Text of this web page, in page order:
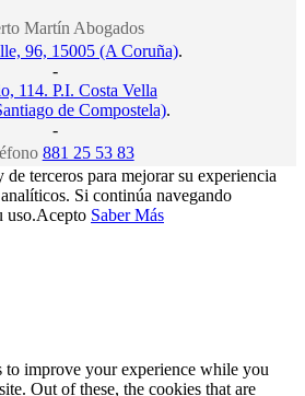
Martín Abogados
96, 15005 (A Coruña).
-
114. P.I. Costa Vella
de Compostela).
-
881 25 53 83
terceros para mejorar su experiencia
Si continúa navegando
uso.Acepto Saber Más
to improve your experience while you
Out of these, the cookies that are